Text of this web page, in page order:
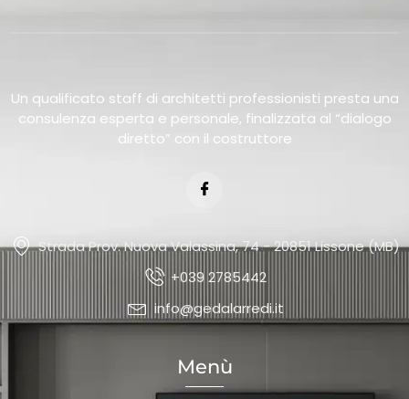
Un qualificato staff di architetti professionisti presta una
consulenza esperta e personale, finalizzata al “dialogo
diretto” con il costruttore
Strada Prov. Nuova Valassina, 74 - 20851 Lissone (MB)
+039 2785442
info@gedalarredi.it
Menù